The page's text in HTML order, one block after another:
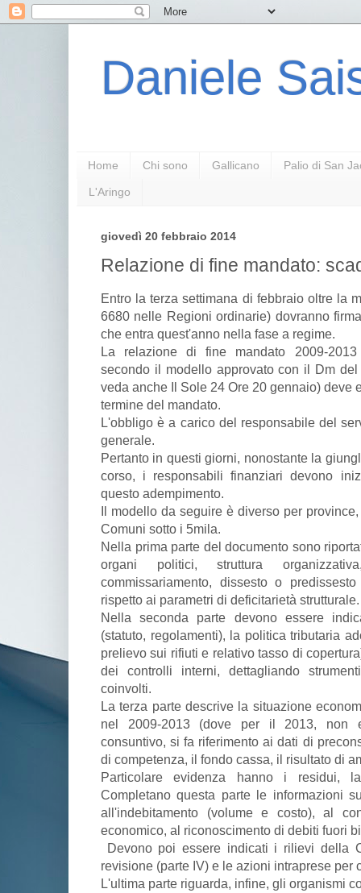
Daniele
Home Chi sono Gallicano Palio di San
L'Aringo
giovedì 20 febbraio 2014
Relazione di fine mandato:
Entro la terza settimana di febbraio oltre la
6680 nelle Regioni ordinarie) dovranno
che entra quest'anno nella fase a regime.
La relazione di fine mandato 2009-
secondo il modello approvato con il Dm
veda anche Il Sole 24 Ore 20 gennaio) deve
termine del mandato.
L'obbligo è a carico del responsabile del
generale.
Pertanto in questi giorni, nonostante la
corso, i responsabili finanziari devono
questo adempimento.
Il modello da seguire è diverso per
Comuni sotto i 5mila.
Nella prima parte del documento sono
organi politici, struttura
commissariamento, dissesto o
rispetto ai parametri di deficitarietà
Nella seconda parte devono essere
(statuto, regolamenti), la politica tributaria
prelievo sui rifiuti e relativo tasso di
dei controlli interni, dettagliando
coinvolti.
La terza parte descrive la situazione
nel 2009-2013 (dove per il 2013, non
consuntivo, si fa riferimento ai dati di
di competenza, il fondo cassa, il risultato di
Particolare evidenza hanno i residui,
Completano questa parte le informazioni
all'indebitamento (volume e costo), al
economico, al riconoscimento di debiti fuori
Devono poi essere indicati i rilievi della
revisione (parte IV) e le azioni intraprese per
L'ultima parte riguarda, infine, gli organismi